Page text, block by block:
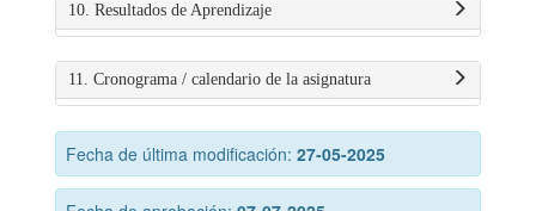
10. Resultados de Aprendizaje
11. Cronograma / calendario de la asignatura
Fecha de última modificación: 27-05-2025